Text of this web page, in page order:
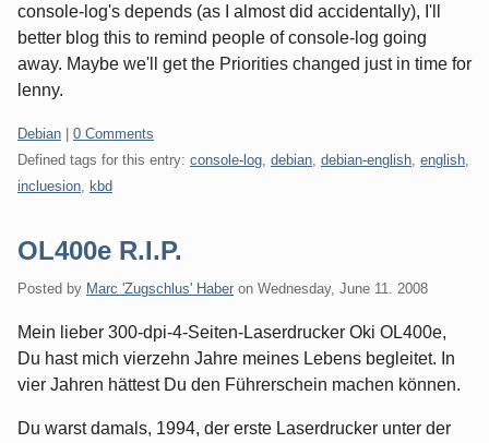
console-log's depends (as I almost did accidentally), I'll
better blog this to remind people of console-log going
away. Maybe we'll get the Priorities changed just in time for
lenny.
Categories:
Debian
0 Comments
Defined tags for this entry: console-log debian debian-english english
incluesion
kbd
OL400e R.I.P.
Posted by Marc 'Zugschlus' Haber on Wednesday, June 11. 2008
Mein lieber 300-dpi-4-Seiten-Laserdrucker Oki OL400e,
Du hast mich vierzehn Jahre meines Lebens begleitet. In
vier Jahren hättest Du den Führerschein machen können.
Du warst damals, 1994, der erste Laserdrucker unter der